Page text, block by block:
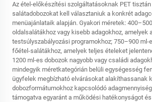
Az étel-előkészítési szolgáltatásoknak PET
salátadobozokat kell választaniuk a konkrét
menüajánlataik alapján. Gyakori méretek:
oldalsalátákhoz vagy kisebb adagokhoz, amelyek
testsúlyszabályozási programokhoz; 750–900 ml-
főétel-salátákhoz, amelyek teljes ételeket
1200 ml-es dobozok nagyobb vagy családi
mindegyik méretkategórián belüli egységesség
ügyfelek megbízható elvárásokat alakíthassanak
dobozformátumokhoz kapcsolódó
támogatva egyaránt a működési hatékonyságot